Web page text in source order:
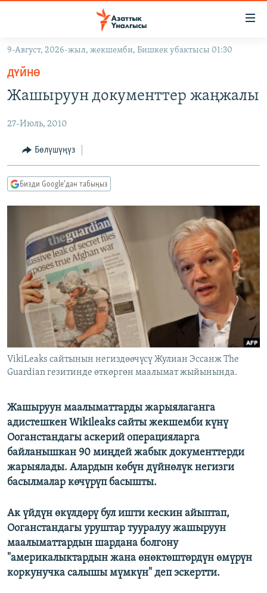
Навигацияга
өтүңүз
Издөөгө
салыңыз
ЖАҢЫЛЫКТАР
КЫРГЫЗСТАН
САЯСАТ
ЭКОНОМИКА
ДҮЙНӨ
БОРБОР АЗИЯ
УКРАИНА
АТАЙЫН ИЛИКТӨӨ
БҮГҮН АЗАТТЫКТА
ЭКСПЕРТТЕР ТАЛДАЙТ
БИЗ ЖАНА ДҮЙНӨ
ДАНИСТЕ
ЭЖЕ-СИҢДИЛЕР
АЗАТТЫК+
ЫҢГАЙСЫЗ СУРООЛОР
ПОДКАСТ
ӨЗГӨЧӨ ПИКИР
Русский
ОНЛАЙН ШЕРИНЕ
ЭЕ/АРнун бардык сайттары
9-Август, 2026-жыл, жекшемби, Бишкек убактысы 01:30
ДҮЙНӨ
Жашыруун документтер жаңжалы
27-Июль, 2010
Бөлүшүңүз
Бизди Google'дан табыңыз
VikiLeaks сайтынын негиздөөчүсү Жулиан Эссанж The
Guardian гезитинде өткөргөн маалымат жыйынында.
Жашыруун маалыматтарды жарыялаганга
адистешкен Wikileaks сайты жекшемби күнү
Ооганстандагы аскерий операцияларга
байланышкан 90 миңдей жабык документтерди
жарыялады. Алардын көбүн дүйнөлүк негизги
басылмалар көчүрүп басышты.
Ак үйдүн өкүлдөрү бул ишти кескин айыптап,
Ооганстандагы уруштар тууралуу жашыруун
маалыматтардын шардана болгону
"америкалыктардын жана өнөктөштөрдүн өмүрүн
коркунучка салышы мүмкүн" деп эскертти.